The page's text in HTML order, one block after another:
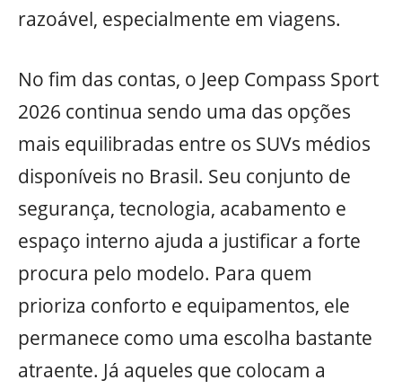
razoável, especialmente em viagens.
No fim das contas, o Jeep Compass Sport
2026 continua sendo uma das opções
mais equilibradas entre os SUVs médios
disponíveis no Brasil. Seu conjunto de
segurança, tecnologia, acabamento e
espaço interno ajuda a justificar a forte
procura pelo modelo. Para quem
prioriza conforto e equipamentos, ele
permanece como uma escolha bastante
atraente. Já aqueles que colocam a